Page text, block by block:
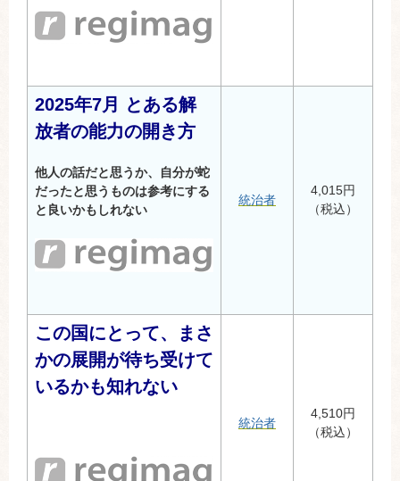
2025年7月 とある解
放者の能力の開き方
他人の話だと思うか、自分が蛇
だったと思うものは参考にする
と良いかもしれない
統治者
4,015円
（税込）
この国にとって、まさ
かの展開が待ち受けて
いるかも知れない
統治者
4,510円
（税込）